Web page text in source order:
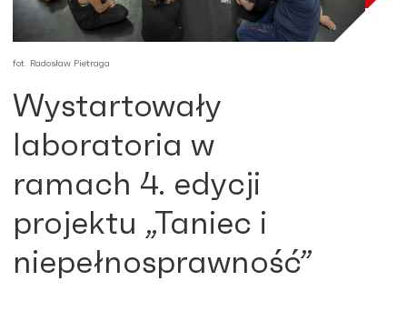
Wystartowały
laboratoria w
ramach 4. edycji
projektu „Taniec i
niepełnosprawność”
fot. Radosław Pietraga